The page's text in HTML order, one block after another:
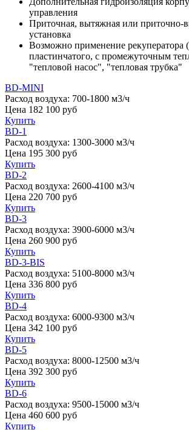
управления
Приточная, вытяжная или приточно-
установка
Возможно применение рекуператора
пластинчатого, с промежуточным
"тепловой насос", "тепловая трубка"
BD-MINI
Расход воздуха: 700-1800 м3/ч
Цена 182 100 руб
Купить
BD-1
Расход воздуха: 1300-3000 м3/ч
Цена 195 300 руб
Купить
BD-2
Расход воздуха: 2600-4100 м3/ч
Цена 220 700 руб
Купить
BD-3
Расход воздуха: 3900-6000 м3/ч
Цена 260 900 руб
Купить
BD-3-BIS
Расход воздуха: 5100-8000 м3/ч
Цена 336 800 руб
Купить
BD-4
Расход воздуха: 6000-9300 м3/ч
Цена 342 100 руб
Купить
BD-5
Расход воздуха: 8000-12500 м3/ч
Цена 392 300 руб
Купить
BD-6
Расход воздуха: 9500-15000 м3/ч
Цена 460 600 руб
Купить